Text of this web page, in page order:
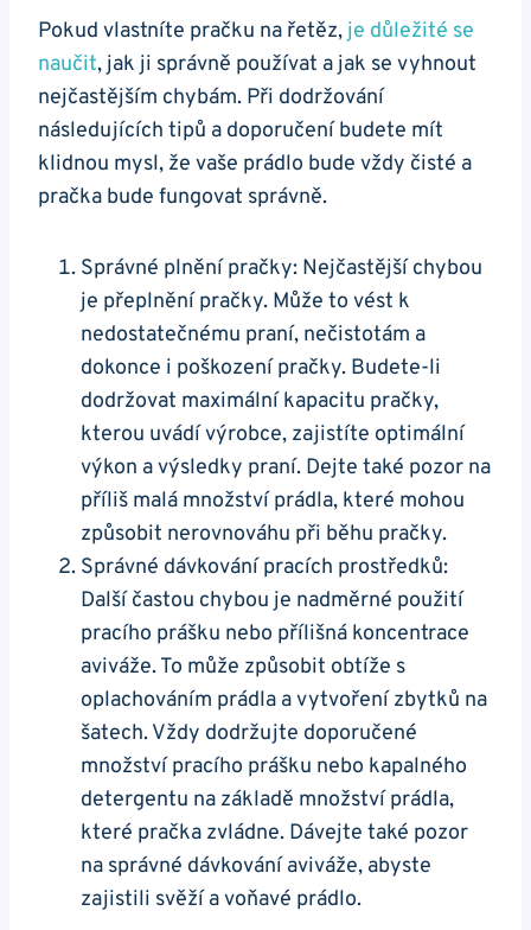
Pokud⁤ vlastníte pračku na řetěz, je důležité‌ se
naučit, jak ji správně ⁤používat a jak se vyhnout​
nejčastějším chybám. Při dodržování
následujících⁤ tipů a doporučení budete mít
klidnou mysl, že vaše prádlo bude vždy​ čisté a‌
pračka bude​ fungovat správně.
Správné ⁢plnění pračky: Nejčastější ⁣chybou
je přeplnění pračky. Může to vést​ k
nedostatečnému praní, nečistotám a
dokonce i poškození ⁤pračky. Budete-li
dodržovat⁤ maximální kapacitu ⁣pračky,
kterou uvádí výrobce, zajistíte optimální
výkon a výsledky praní. Dejte také pozor na
příliš malá ‌množství⁣ prádla, které mohou
způsobit nerovnováhu při běhu pračky.
Správné dávkování pracích prostředků:
Další častou chybou ‌je nadměrné použití
pracího​ prášku nebo přílišná⁣ koncentrace
aviváže. To může způsobit obtíže s​
oplachováním prádla​ a‍ vytvoření zbytků na
šatech. Vždy dodržujte ‌doporučené
množství pracího prášku ‍nebo kapalného
detergentu na základě​ množství prádla,
které pračka ‍zvládne. Dávejte také pozor
na správné dávkování aviváže, abyste
zajistili svěží ‌a voňavé prádlo.